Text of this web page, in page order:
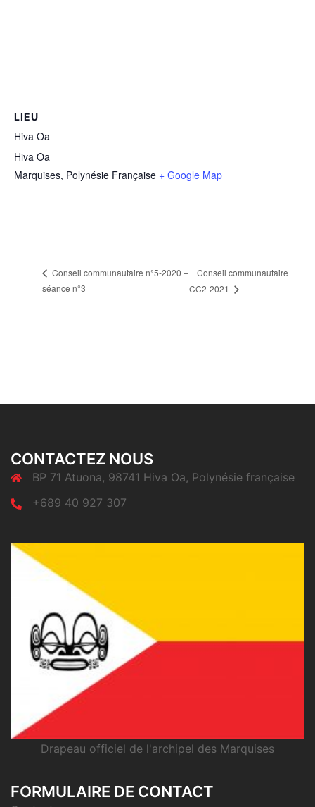
LIEU
Hiva Oa
Hiva Oa
Marquises, Polynésie Française + Google Map
Conseil communautaire n°5-2020 –
séance n°3
Conseil communautaire
CC2-2021
CONTACTEZ NOUS
BP 71 Atuona, 98741 Hiva Oa, Polynésie française
+689 40 927 307
Drapeau officiel de l'archipel des Marquises
FORMULAIRE DE CONTACT